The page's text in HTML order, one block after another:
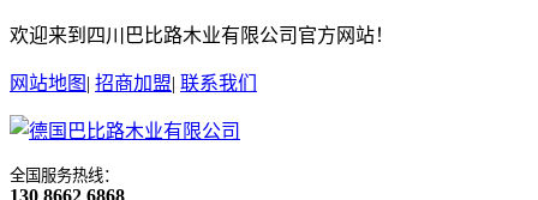
欢迎来到四川巴比路木业有限公司官方网站！
网站地图 | 招商加盟| 联系我们
全国服务热线：
130 8662 6868